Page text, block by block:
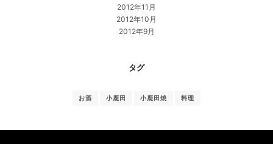
2012年11月
2012年10月
2012年9月
タグ
お酒 小鹿田 小鹿田焼 料理